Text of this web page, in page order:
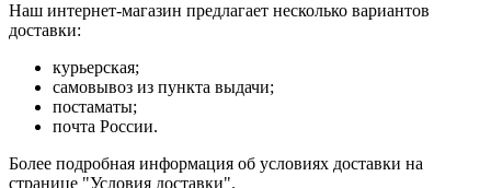
Наш интернет-магазин предлагает несколько вариантов
доставки:
курьерская;
самовывоз из пункта выдачи;
постаматы;
почта России.
Более подробная информация об условиях доставки на
странице "Условия доставки".